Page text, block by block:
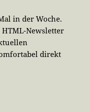
in der Woche.
Newsletter
direkt